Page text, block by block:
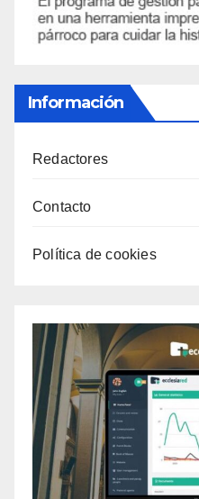
Información
Redactores
Contacto
Política de cookies